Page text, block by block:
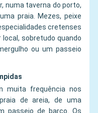
numa taverna do porto,
praia. Mezes, peixe
cretenses
sobretudo quando
ou um passeio
muita frequência nos
de areia, de uma
passeio de barco. Os